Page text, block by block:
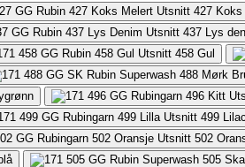
427 Koks
437 Lys
458 Gul
499 Lilac
502